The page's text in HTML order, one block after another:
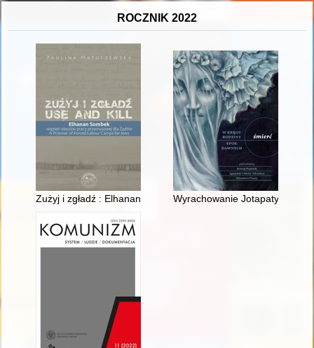
ROCZNIK 2022
Zużyj i zgładź : Elhanan Sombek, więzień obozów pracy
Wyrachowanie Jotapaty i